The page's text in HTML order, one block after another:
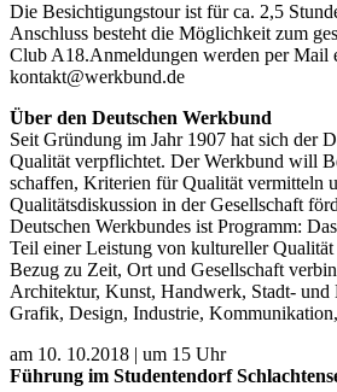
Die Besichtigungstour ist für ca. 2,5
Anschluss besteht die Möglichkeit zum
Club A18.Anmeldungen werden per Mail
kontakt@werkbund.de
Über den Deutschen Werkbund
Seit Gründung im Jahr 1907 hat sich der
Qualität verpflichtet. Der Werkbund will
schaffen, Kriterien für Qualität vermitteln
Qualitätsdiskussion in der Gesellschaft
Deutschen Werkbundes ist Programm:
Teil einer Leistung von kultureller
Bezug zu Zeit, Ort und Gesellschaft
Architektur, Kunst, Handwerk, Stadt- und
Grafik, Design, Industrie,
am 10. 10.2018 | um 15 Uhr
Führung im Studentendorf